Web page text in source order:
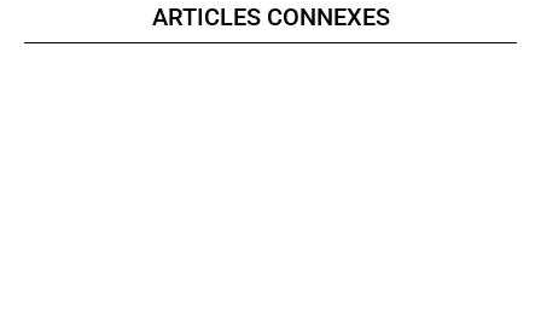
ARTICLES CONNEXES